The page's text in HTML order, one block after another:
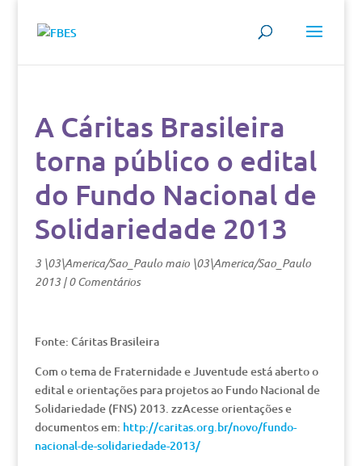
A Cáritas Brasileira
torna público o edital
do Fundo Nacional de
Solidariedade 2013
3 \03\America/Sao_Paulo maio \03\America/Sao_Paulo
2013|0 Comentários
Fonte: Cáritas Brasileira
Com o tema de Fraternidade e Juventude está aberto o
edital e orientações para projetos ao Fundo Nacional de
Solidariedade (FNS) 2013. zzAcesse orientações e
documentos em: http://caritas.org.br/novo/fundo-
nacional-de-solidariedade-2013/